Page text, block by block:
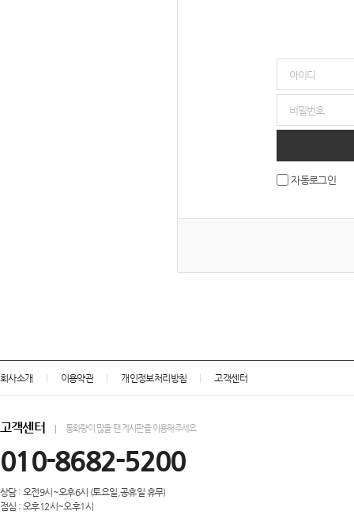
자동로그인
회사소개 이용약관 개인정보처리방침 고객센터
고객센터 통화량이 많을 땐 게시판을 이용해주세요
010-8682-5200
상담 : 오전9시~오후6시 (토요일,공휴일 휴무)
점심 : 오후12시~오후1시